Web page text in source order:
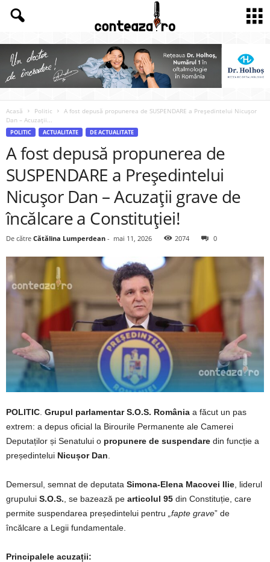
Acasă Politic
A fost depusă propunerea de SUSPENDARE a Președintelui Nicușor
Dan – Acuzații...
POLITIC ACTUALITATE DE ACTUALITATE
A fost depusă propunerea de
SUSPENDARE a Președintelui
Nicușor Dan – Acuzații grave de
încălcare a Constituției!
De către Cătălina Lumperdean - mai 11, 2026 2074 0
POLITIC Grupul parlamentar S.O.S. România a făcut un pas
extrem: a depus oficial la Birourile Permanente ale Camerei
Deputaților și Senatului o propunere de suspendare din funcție a
președintelui Nicușor Dan
Demersul, semnat de deputata Simona-Elena Macovei Ilie , liderul
grupului S.O.S. , se bazează pe articolul 95 din Constituție, care
permite suspendarea președintelui pentru
„fapte grave” de
încălcare a Legii fundamentale.
Principalele acuzații: